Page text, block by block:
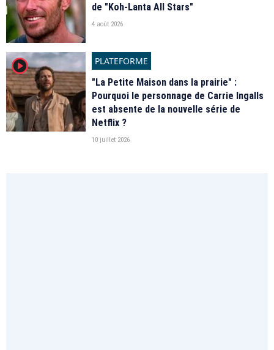
de "Koh-Lanta All Stars"
4 août 2026
player2
PLATEFORME
"La Petite Maison dans la prairie" :
Pourquoi le personnage de Carrie Ingalls
est absente de la nouvelle série de
Netflix ?
10 juillet 2026